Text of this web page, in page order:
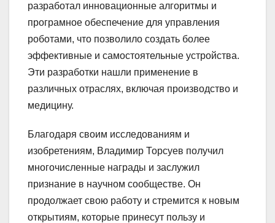
разработал инновационные алгоритмы и
програмное обеспечение для управления
роботами, что позволило создать более
эффективные и самостоятельные устройства.
Эти разработки нашли применение в
различных отраслях, включая производство и
медицину.
Благодаря своим исследованиям и
изобретениям, Владимир Торсуев получил
многочисленные награды и заслужил
признание в научном сообществе. Он
продолжает свою работу и стремится к новым
открытиям, которые принесут пользу и